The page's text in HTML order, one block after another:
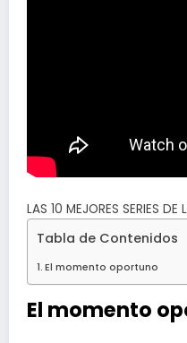
LAS 10 MEJORES SERIES
Tabla de Contenidos
El momento oportuno
El momento